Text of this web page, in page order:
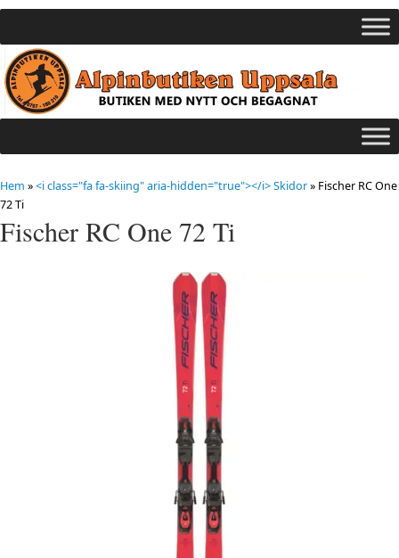
Hem »<i class="fa fa-skiing" aria-hidden="true"></i> Skidor» Fischer RC One
72 Ti
Fischer RC One 72 Ti